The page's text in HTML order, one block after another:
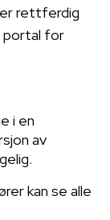
er rettferdig
portal for
i en
av
kan se alle